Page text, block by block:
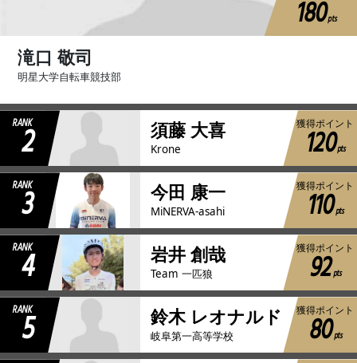
180pts
滝口 敬司
明星大学自転車競技部
RANK
2 須藤 大喜
Krone
獲得ポイント
120pts
RANK
3 今田 康一
MiNERVA-asahi
獲得ポイント
110pts
RANK
4 岩井 創哉
Team 一匹狼
獲得ポイント
92pts
RANK
5 鈴木 レオナルド
岐阜第一高等学校
獲得ポイント
80pts